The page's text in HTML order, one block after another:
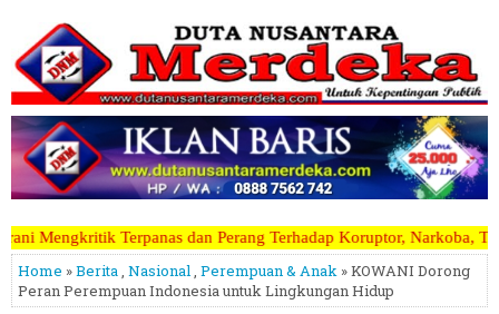
Perang Terhadap Koruptor, Narkoba, Teroris Musuh Rakyat
Home »Berita, Nasional, Perempuan & Anak » KOWANI Dorong
Peran Perempuan Indonesia untuk Lingkungan Hidup